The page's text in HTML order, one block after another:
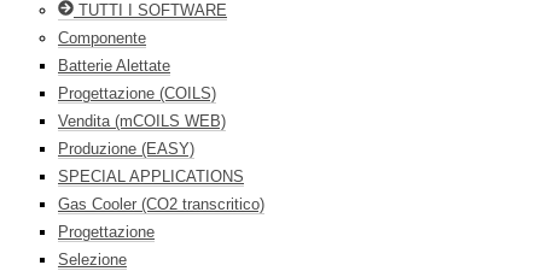
TUTTI I SOFTWARE
Componente
Batterie Alettate
Progettazione (COILS)
Vendita (mCOILS WEB)
Produzione (EASY)
SPECIAL APPLICATIONS
Gas Cooler (CO2 transcritico)
Progettazione
Selezione